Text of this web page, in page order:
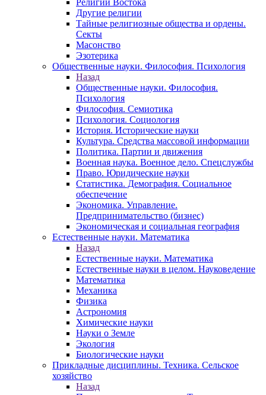
Религии Востока
Другие религии
Тайные религиозные общества и ордены.
Секты
Масонство
Эзотерика
Общественные науки. Философия. Психология
Назад
Общественные науки. Философия.
Психология
Философия. Семиотика
Психология. Социология
История. Исторические науки
Культура. Средства массовой информации
Политика. Партии и движения
Военная наука. Военное дело. Спецслужбы
Право. Юридические науки
Статистика. Демография. Социальное
обеспечение
Экономика. Управление.
Предпринимательство (бизнес)
Экономическая и социальная география
Естественные науки. Математика
Назад
Естественные науки. Математика
Естественные науки в целом. Науковедение
Математика
Механика
Физика
Астрономия
Химические науки
Науки о Земле
Экология
Биологические науки
Прикладные дисциплины. Техника. Сельское
хозяйство
Назад